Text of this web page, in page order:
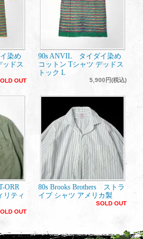
染め
ッドス
OUT
90s ANVIL タイダイ染め
コットン Tシャツ デッドス
トック L
5,900円(税込)
ORR
リティ
OUT
80s Brooks Brothers ストラ
イプ シャツ アメリカ製
SOLD OUT